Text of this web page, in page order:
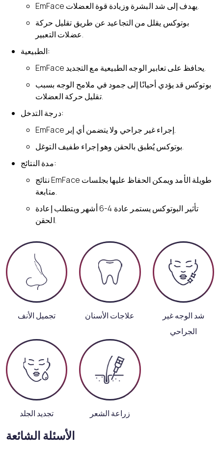
EmFace يهدف إلى شد البشرة وزيادة قوة العضلات.
بوتوكس يقلل من التجاعيد عن طريق تقليل حركة
عضلات التعبير.
الطبيعية:
EmFace يحافظ على تعابير الوجه الطبيعية مع التجديد.
بوتوكس قد يؤدي أحيانًا إلى جمود في ملامح الوجه بسبب
تقليل حركة العضلات.
درجة التدخل:
EmFace إجراء غير جراحي ولا يتضمن أي إبر.
بوتوكس يُطبق بالحقن وهو إجراء طفيف التوغل.
مدة النتائج:
نتائج EmFace طويلة الأمد ويمكن الحفاظ عليها بجلسات
متابعة.
تأثير البوتوكس يستمر عادة 4-6 أشهر ويتطلب إعادة
الحقن.
تجميل الأنف علاجات الأسنان
شد الوجه غير
الجراحي
تجديد الجلد زراعة الشعر
الأسئلة الشائعة